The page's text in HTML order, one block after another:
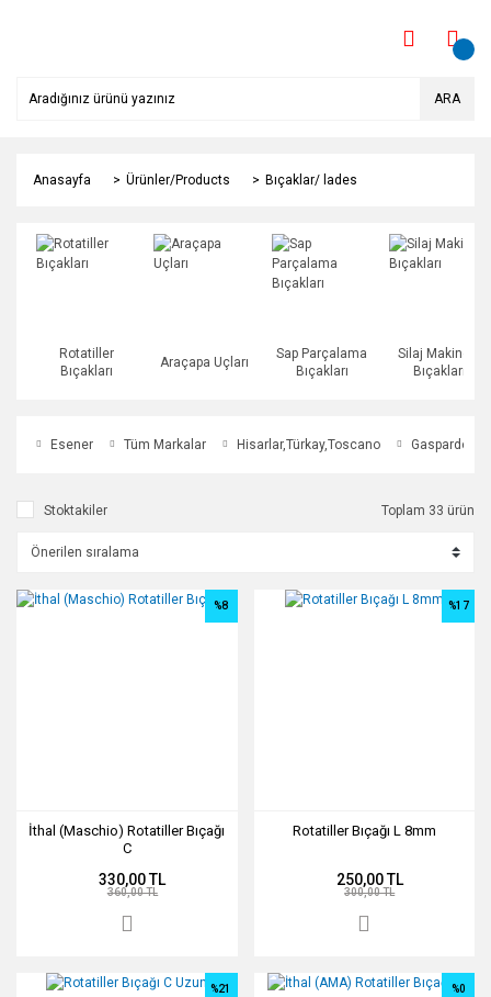
ARA
Anasayfa Ürünler/Products Bıçaklar/ lades
Rotatiller
Bıçakları
Araçapa Uçları
Sap Parçalama
Bıçakları
Silaj Makinesi
Bıçakları
Esener Tüm Markalar Hisarlar,Türkay,Toscano Gaspardo
Stoktakiler Toplam 33 ürün
İthal (Maschio) Rotatiller Bıçağı
C
%8
330,00 TL
360,00 TL
Rotatiller Bıçağı L 8mm
%17
250,00 TL
300,00 TL
%21 %0